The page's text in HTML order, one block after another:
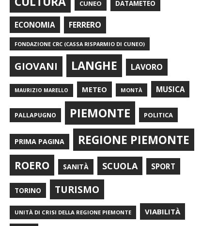
CUNEO DATAMETEO
ECONOMIA FERRERO
FONDAZIONE CRC (CASSA RISPARMIO DI CUNEO)
GIOVANI LANGHE LAVORO
MAURIZIO MARELLO METEO MONTÀ MUSICA
PALLAPUGNO PIEMONTE POLITICA
PRIMA PAGINA REGIONE PIEMONTE
ROERO SANITÀ SCUOLA SPORT
TORINO TURISMO
UNITÀ DI CRISI DELLA REGIONE PIEMONTE VIABILITÀ